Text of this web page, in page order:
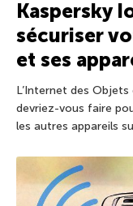
Kaspersky
sécuriser
et ses
L’Internet des
devriez-vous faire
les autres appareils